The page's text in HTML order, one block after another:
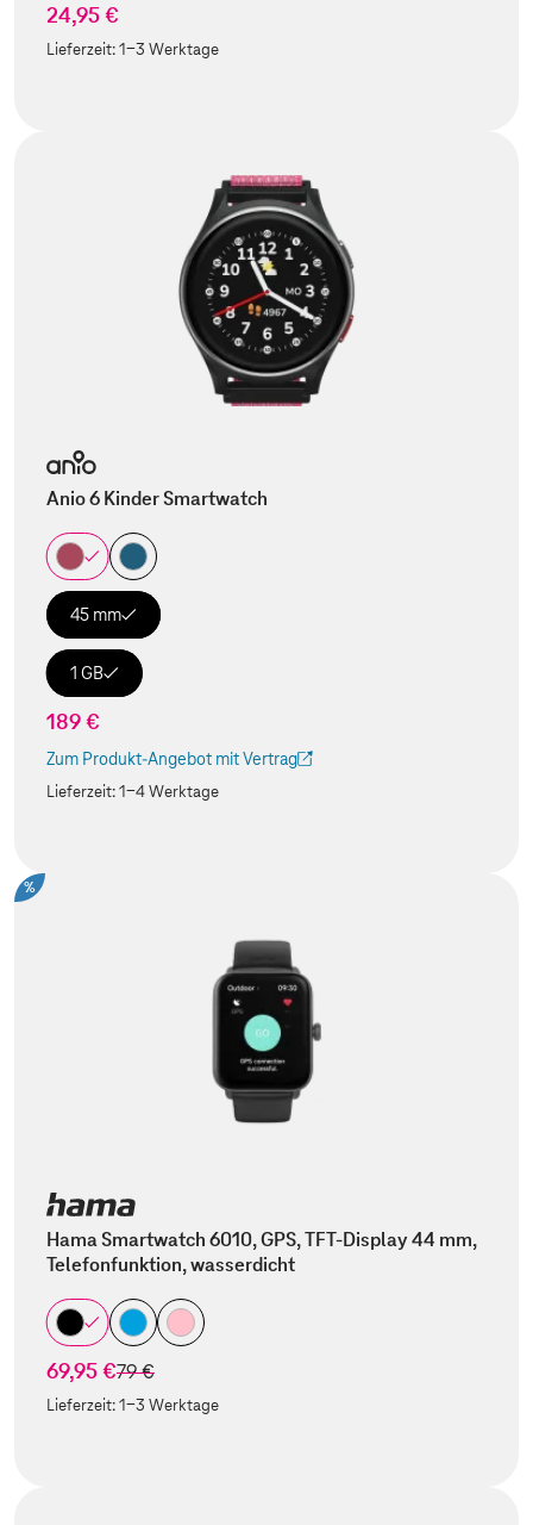
24,95 €
Lieferzeit:1-3 Werktage
Anio 6 Kinder Smartwatch
45 mm
1 GB
189 €
Zum Produkt-Angebot mit Vertrag
(Der Link wird in einem neuen Tab geöffnet)
Lieferzeit:1-4 Werktage
%
Hama Smartwatch 6010, GPS, TFT-Display 44 mm,
Telefonfunktion, wasserdicht
69,95 €statt
79 €
Lieferzeit:1-3 Werktage